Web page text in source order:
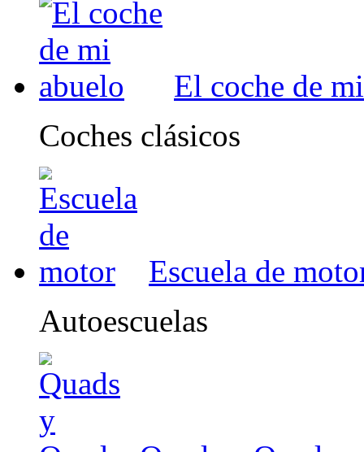
El coche de
Coches clásicos
Escuela de
Autoescuelas